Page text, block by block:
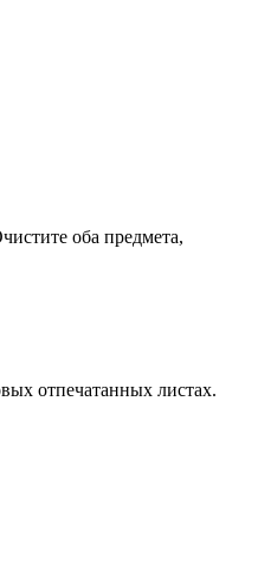
оба предмета,
отпечатанных листах.